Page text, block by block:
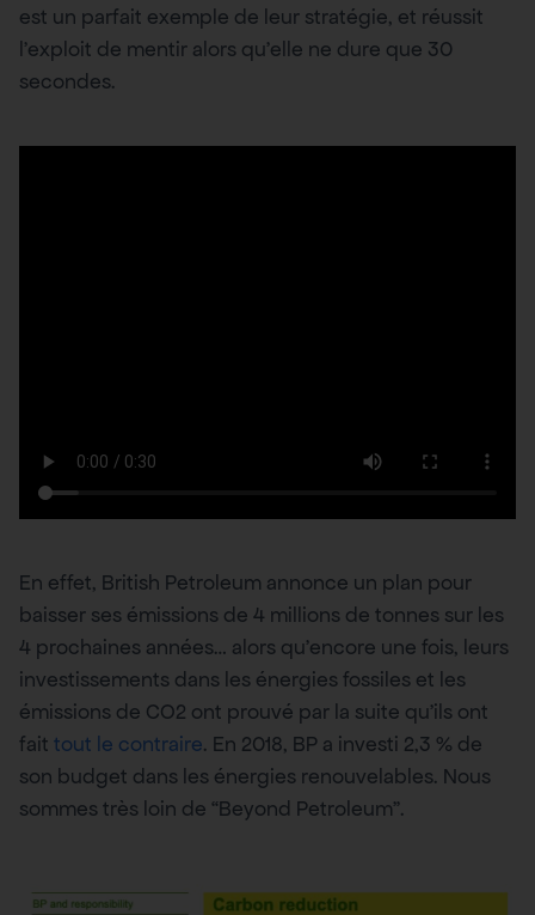
est un parfait exemple de leur stratégie, et réussit
l’exploit de mentir alors qu’elle ne dure que 30
secondes.
En effet, British Petroleum annonce un plan pour
baisser ses émissions de 4 millions de tonnes sur les
4 prochaines années… alors qu’encore une fois, leurs
investissements dans les énergies fossiles et les
émissions de CO2 ont prouvé par la suite qu’ils ont
fait tout le contraire. En 2018, BP a investi 2,3 % de
son budget dans les énergies renouvelables. Nous
sommes très loin de “Beyond Petroleum”.